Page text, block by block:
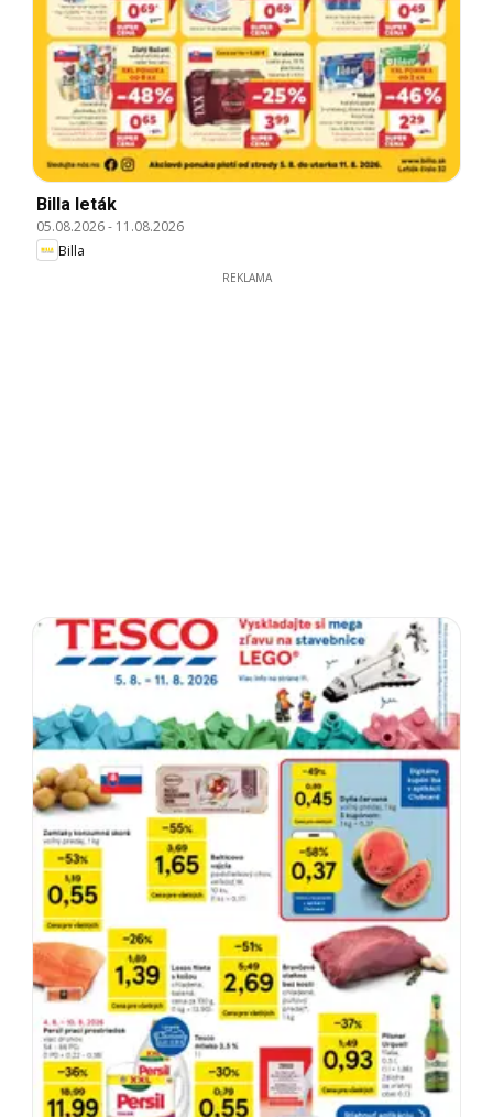
Billa leták
05.08.2026- 11.08.2026
Billa
REKLAMA